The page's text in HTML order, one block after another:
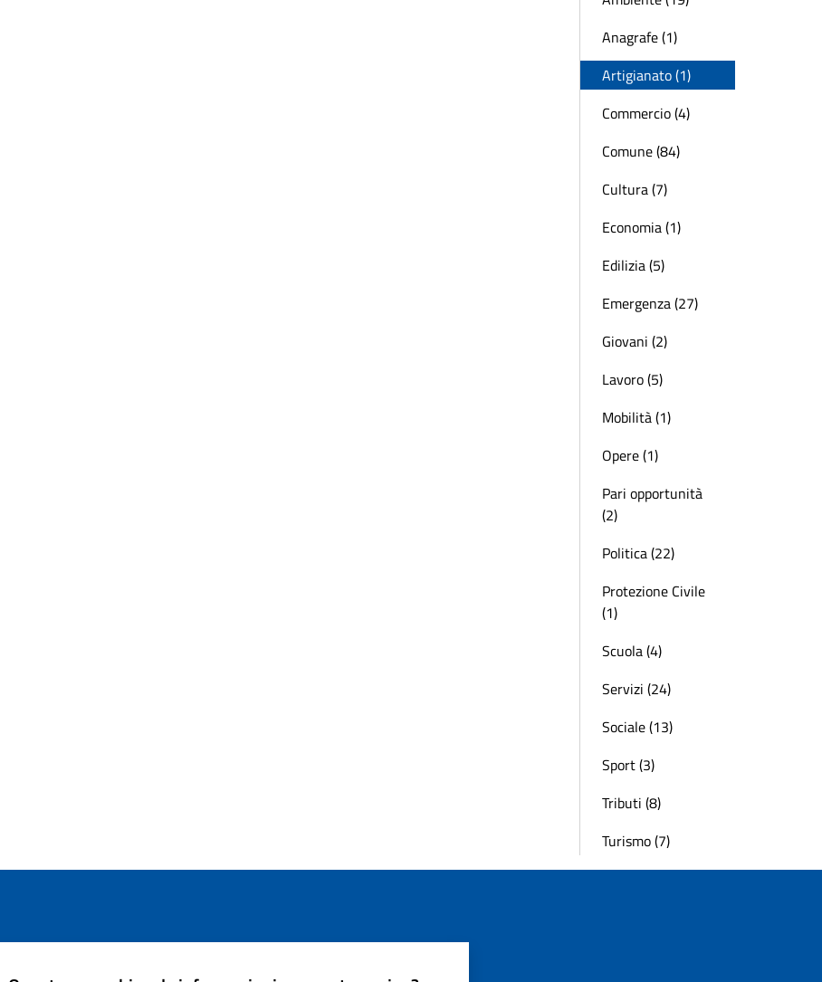
Anagrafe (1)
Artigianato (1)
Commercio (4)
Comune (84)
Cultura (7)
Economia (1)
Edilizia (5)
Emergenza (27)
Giovani (2)
Lavoro (5)
Mobilità (1)
Opere (1)
Pari opportunità
(2)
Politica (22)
Protezione Civile
(1)
Scuola (4)
Servizi (24)
Sociale (13)
Sport (3)
Tributi (8)
Turismo (7)